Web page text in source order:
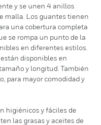
y se unen 4 anillos
malla. Los guantes tienen
una cobertura completa
se rompa un punto de la
en diferentes estilos.
disponibles en
y longitud. También
para mayor comodidad y
higiénicos y fáciles de
las grasas y aceites de